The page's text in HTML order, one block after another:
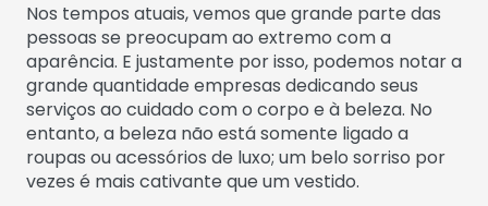
Nos tempos atuais, vemos que grande parte das
pessoas se preocupam ao extremo com a
aparência. E justamente por isso, podemos notar a
grande quantidade empresas dedicando seus
serviços ao cuidado com o corpo e à beleza. No
entanto, a beleza não está somente ligado a
roupas ou acessórios de luxo; um belo sorriso por
vezes é mais cativante que um vestido.